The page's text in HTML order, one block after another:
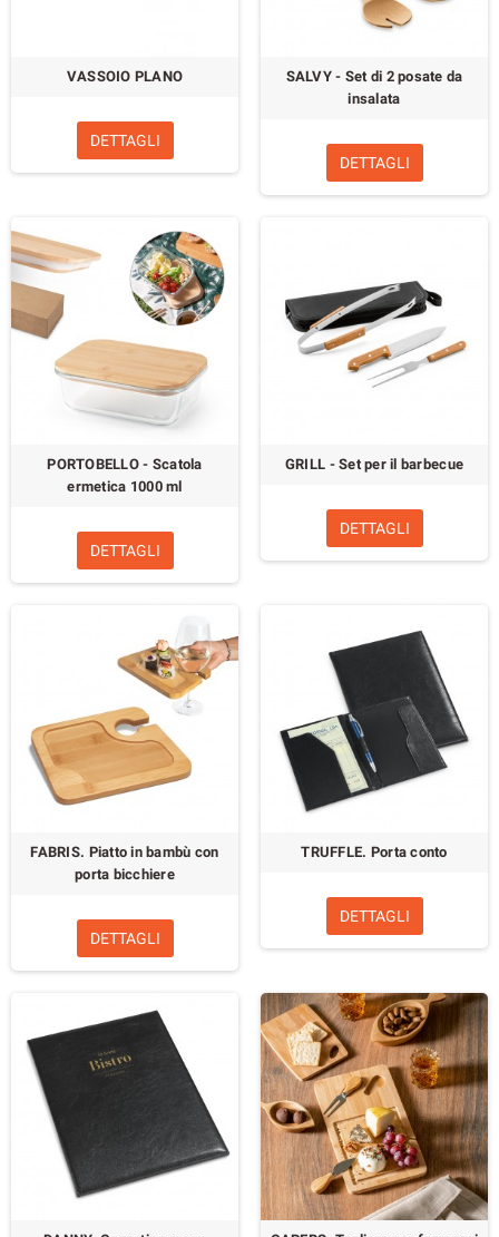
VASSOIO PLANO
DETTAGLI
SALVY - Set di 2 posate da
insalata
DETTAGLI
PORTOBELLO - Scatola
ermetica 1000 ml
DETTAGLI
GRILL - Set per il barbecue
DETTAGLI
FABRIS. Piatto in bambù con
porta bicchiere
DETTAGLI
TRUFFLE. Porta conto
DETTAGLI